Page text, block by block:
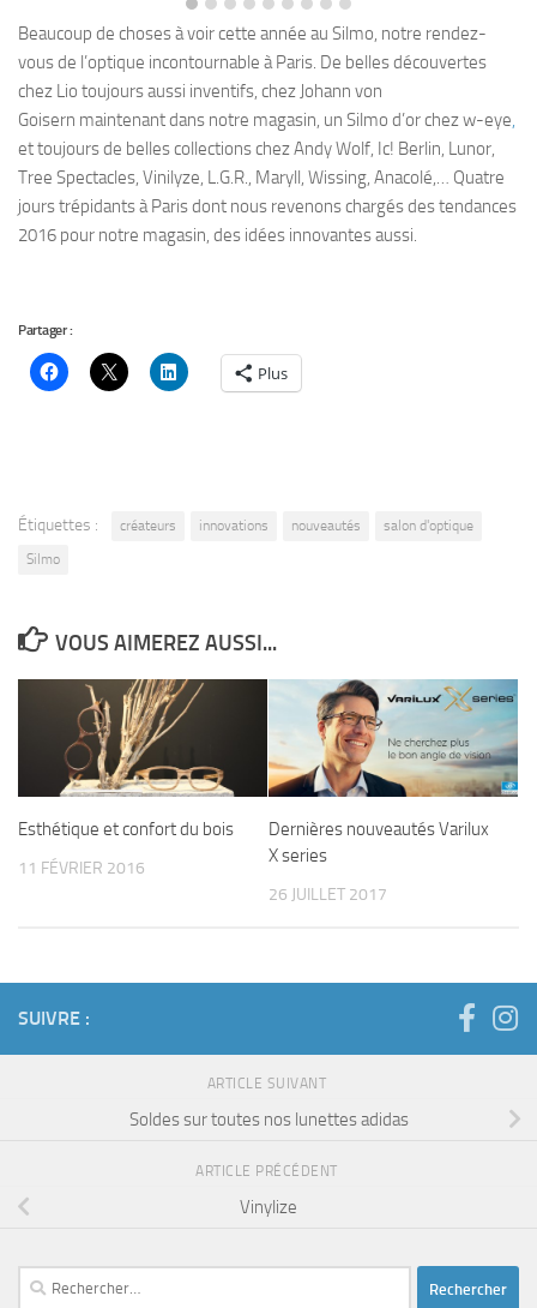
Beaucoup de choses à voir cette année au Silmo, notre rendez-
vous de l’optique incontournable à Paris. De belles découvertes
chez Lio toujours aussi inventifs, chez Johann von
Goisern maintenant dans notre magasin, un Silmo d’or chez w-eye,
et toujours de belles collections chez Andy Wolf, Ic! Berlin, Lunor,
Tree Spectacles, Vinilyze, L.G.R., Maryll, Wissing, Anacolé,… Quatre
jours trépidants à Paris dont nous revenons chargés des tendances
2016 pour notre magasin, des idées innovantes aussi.
Partager :
Plus
Étiquettes : créateurs innovations nouveautés
salon d'optique
Silmo
VOUS AIMEREZ AUSSI...
Esthétique et confort du bois
11 FÉVRIER 2016
Dernières nouveautés Varilux
X series
26 JUILLET 2017
SUIVRE :
ARTICLE SUIVANT
Soldes sur toutes nos lunettes adidas
ARTICLE PRÉCÉDENT
Vinylize
Rechercher :